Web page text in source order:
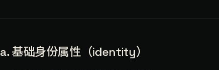
a. 基础身份属性（identity）